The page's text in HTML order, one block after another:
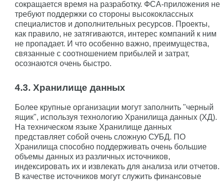
сокращается время на разработку. ФСА-приложения не
требуют поддержки со стороны высококлассных
специалистов и дополнительных ресурсов. Проекты,
как правило, не затягиваются, интерес компаний к ним
не пропадает. И что особенно важно, преимущества,
связанные с соотношением прибылей и затрат,
осознаются очень быстро.
4.3. Хранилище данных
Более крупные организации могут заполнить "черный
ящик", используя технологию Хранилища данных (ХД).
На техническом языке Хранилище данных
представляет собой очень сложную СУБД. ПО
Хранилища способно поддерживать очень большие
объемы данных из различных источников,
индексировать их и извлекать для анализа или отчетов.
В качестве источников могут служить финансовые